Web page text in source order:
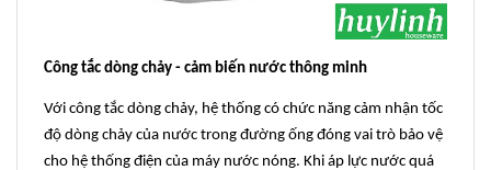
Công tắc dòng chảy - cảm biến nước thông minh
Với công tắc dòng chảy, hệ thống có chức năng cảm nhận tốc
độ dòng chảy của nước trong đường ống đóng vai trò bảo vệ
cho hệ thống điện của máy nước nóng. Khi áp lực nước quá